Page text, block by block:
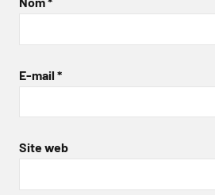
E-mail *
Site web